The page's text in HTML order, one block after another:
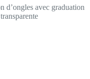
d’ongles avec graduation